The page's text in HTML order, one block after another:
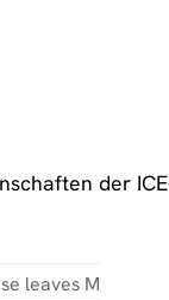
der
leaves M